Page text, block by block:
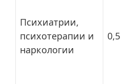
Психиатрии,
психотерапии и
наркологии
0,5